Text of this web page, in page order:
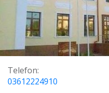
Telefon:
03612224910